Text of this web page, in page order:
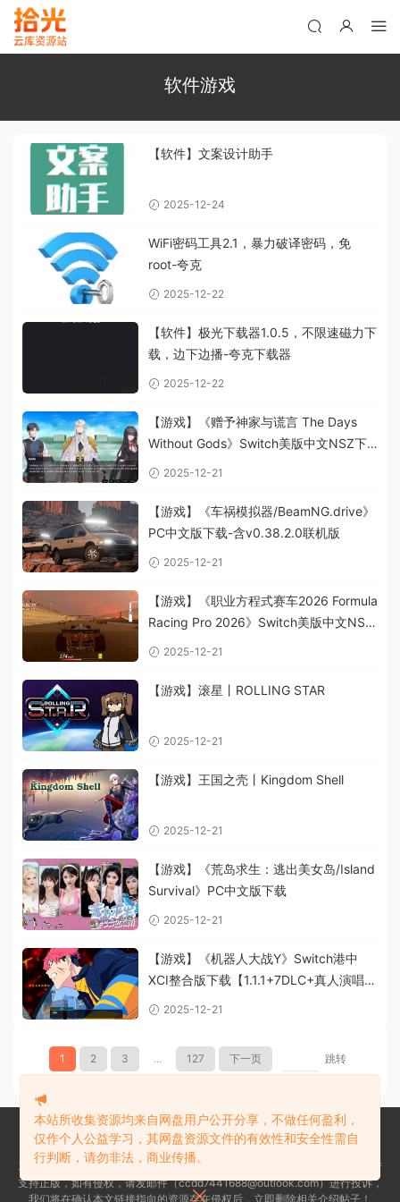
软件游戏
【软件】文案设计助手
2025-12-24
WiFi密码工具2.1，暴力破译密码，免
root-夸克
2025-12-22
【软件】极光下载器1.0.5，不限速磁力下
载，边下边播-夸克下载器
2025-12-22
【游戏】《赠予神家与谎言 The Days
Without Gods》Switch美版中文NSZ下
载
2025-12-21
【游戏】《车祸模拟器/BeamNG.drive》
PC中文版下载-含v0.38.2.0联机版
2025-12-21
【游戏】《职业方程式赛车2026 Formula
Racing Pro 2026》Switch美版中文NSZ
下载
2025-12-21
【游戏】滚星丨ROLLING STAR
2025-12-21
【游戏】王国之壳丨Kingdom Shell
2025-12-21
【游戏】《荒岛求生：逃出美女岛/Island
Survival》PC中文版下载
2025-12-21
【游戏】《机器人大战Y》Switch港中
XCI整合版下载【1.1.1+7DLC+真人演唱
MOD整合】
2025-12-21
1 2 3 ... 127 下一页 跳转
本站所收集资源均来自网盘用户公开分享，不做任何盈利，仅作个人公益学
习，其网盘资源文件的有效性和安全性需自行判断，请勿非法，商业传播，请
支持正版，如有侵权，请发邮件（ccdd7441688@outlook.com）进行投诉，
我们将在确认本文链接指向的资源存在侵权后，立即删除相关介绍帖子！
本站所收集资源均来自网盘用户公开分享，不做任何盈利，
仅作个人公益学习，其网盘资源文件的有效性和安全性需自
行判断，请勿非法，商业传播。